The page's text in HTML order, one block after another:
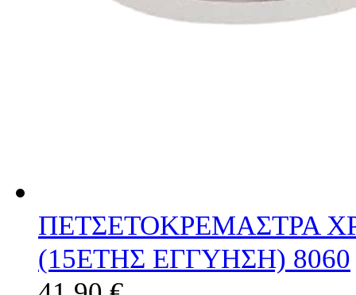
ΠΕΤΣΕΤΟΚΡΕΜΑΣΤΡΑ
(15ΕΤΗΣ ΕΓΓΥΗΣΗ) 8060